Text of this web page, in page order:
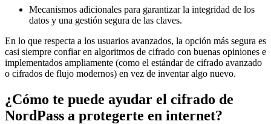
Mecanismos adicionales para garantizar la integridad de los
datos y una gestión segura de las claves.
En lo que respecta a los usuarios avanzados, la opción más segura es
casi siempre confiar en algoritmos de cifrado con buenas opiniones e
implementados ampliamente (como el estándar de cifrado avanzado
o cifrados de flujo modernos) en vez de inventar algo nuevo.
¿Cómo te puede ayudar el cifrado de
NordPass a protegerte en internet?